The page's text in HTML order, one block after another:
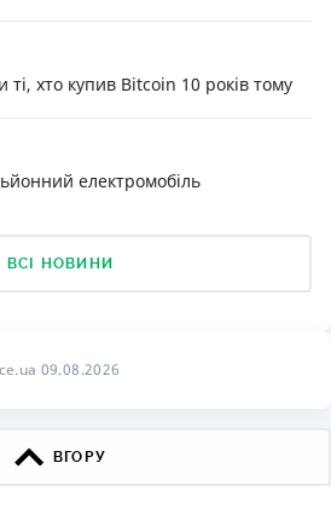
ті, хто купив Bitcoin 10 років тому
електромобіль
ВСІ НОВИНИ
09.08.2026
ВГОРУ